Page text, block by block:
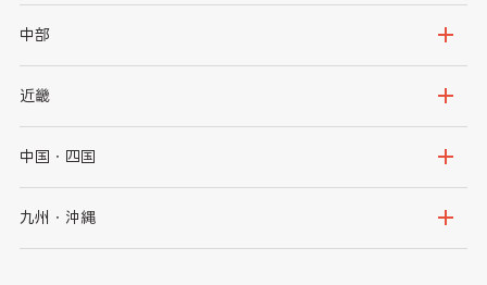
岩手県
秋田県
茨城県
群馬県
千葉県
中部
新潟県
石川県
山梨県
近畿
大阪府
京都府
中国・四国
鳥取県
九州・沖縄